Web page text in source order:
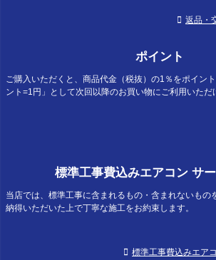
返品・
ポイント
ご購入いただくと、商品代金（税抜）の1％をポイン
ント=1円」として次回以降のお買い物にご利用いただ
標準工事費込みエアコン サ
当店では、標準工事に含まれるもの・含まれないもの
納得いただいた上で丁寧な施工をお約束します。
標準工事費込みエア